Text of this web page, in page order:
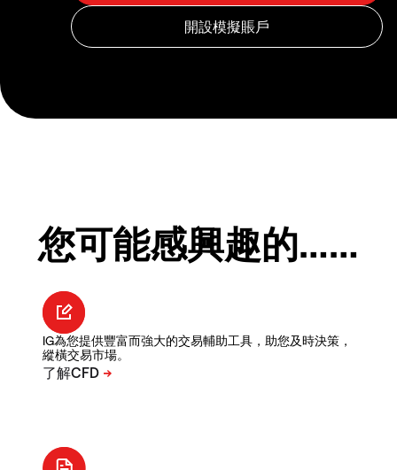
您可能感興趣的……
IG為您提供豐富而強大的交易輔助工具，助您及時決策，
縱橫交易市場。